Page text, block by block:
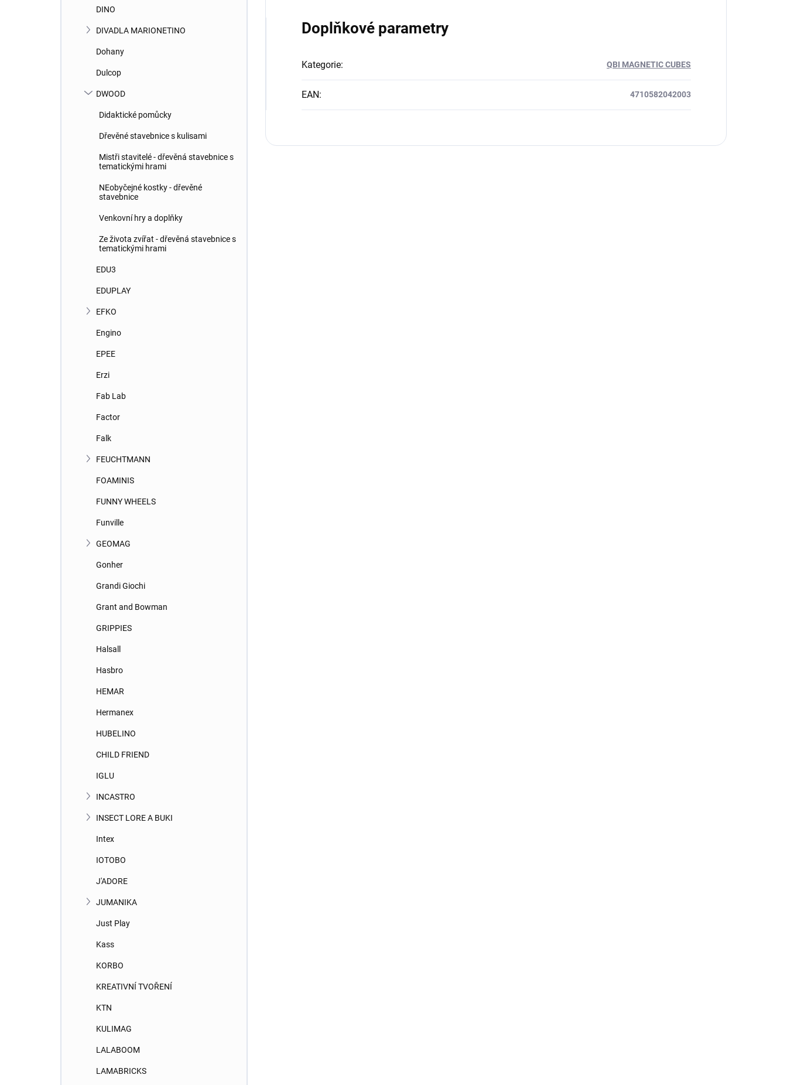
DINO
DIVADLA MARIONETINO
Dohany
Dulcop
DWOOD
Didaktické pomůcky
Dřevěné stavebnice s kulisami
Mistři stavitelé - dřevěná stavebnice s
tematickými hrami
NEobyčejné kostky - dřevěné
stavebnice
Venkovní hry a doplňky
Ze života zvířat - dřevěná stavebnice s
tematickými hrami
EDU3
EDUPLAY
EFKO
Engino
EPEE
Erzi
Fab Lab
Factor
Falk
FEUCHTMANN
FOAMINIS
FUNNY WHEELS
Funville
GEOMAG
Gonher
Grandi Giochi
Grant and Bowman
GRIPPIES
Halsall
Hasbro
HEMAR
Hermanex
HUBELINO
CHILD FRIEND
IGLU
INCASTRO
INSECT LORE A BUKI
Intex
IOTOBO
J'ADORE
JUMANIKA
Just Play
Kass
KORBO
KREATIVNÍ TVOŘENÍ
KTN
KULIMAG
LALABOOM
LAMABRICKS
Doplňkové parametry
Kategorie: QBI MAGNETIC CUBES
EAN: 4710582042003